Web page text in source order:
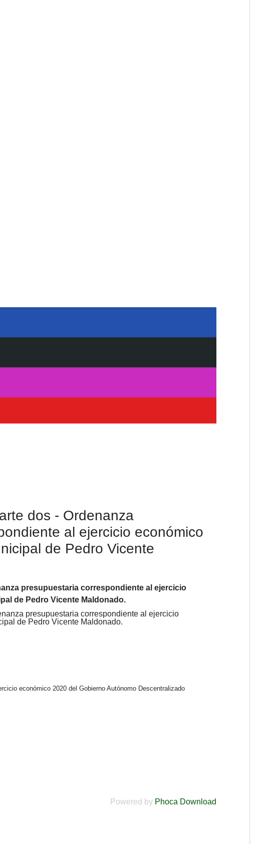
dos - Ordenanza
al ejercicio económico
de Pedro Vicente
presupuestaria correspondiente al ejercicio
de Pedro Vicente Maldonado.
presupuestaria correspondiente al ejercicio
de Pedro Vicente Maldonado.
económico 2020 del Gobierno Autónomo Descentralizado
Powered by Phoca Download